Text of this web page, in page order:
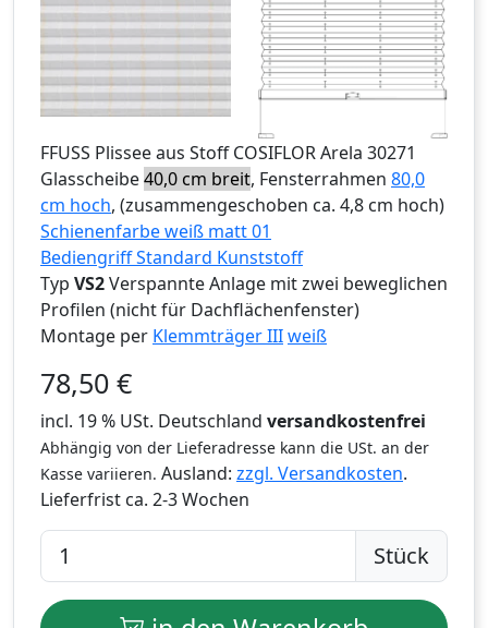
FFUSS Plissee aus Stoff COSIFLOR Arela 30271
Glasscheibe40,0 cm breit, Fensterrahmen 80,0
cm hoch, (zusammengeschoben ca. 4,8 cm hoch)
Schienenfarbe weiß matt 01
Bediengriff Standard Kunststoff
Typ VS2Verspannte Anlage mit zwei beweglichen
Profilen (nicht für Dachflächenfenster)
Montage per Klemmträger IIIweiß
78,50 €
incl. 19 % USt. Deutschland versandkostenfrei
Abhängig von der Lieferadresse kann die USt. an der
Kasse variieren. Ausland: zzgl. Versandkosten.
Lieferfrist ca. 2-3 Wochen
Stück